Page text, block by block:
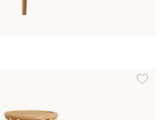
även i dessa färger:
Lägg